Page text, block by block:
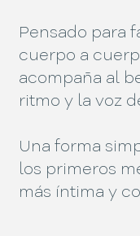
Pensado para
cuerpo a
acompaña al
ritmo y la voz
Una forma
los primeros
más íntima y